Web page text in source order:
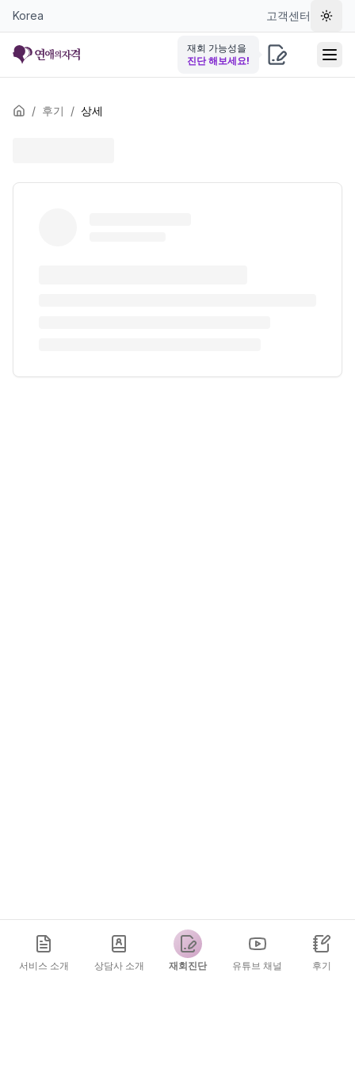
Korea 고객센터 테마
재회 가능성을
진단 해보세요!
/ 후기 / 상세
서비스 소개 상담사 소개 재회진단 유튜브 채널 후기